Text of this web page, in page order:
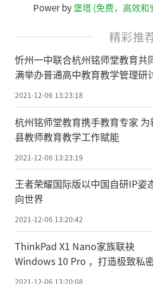
Power by堡塔 (免费，高效
精彩推
忻州一中联合杭州铭师堂教育共
满举办普通高中教育教学管理研
2021-12-06 13:23:18
杭州铭师堂教育携手教育专家 为
县教师教育教学工作赋能
2021-12-06 13:23:19
王者荣耀国际版以中国自研IP姿
向世界
2021-12-06 13:20:42
ThinkPad X1 Nano家族联袂
Windows 10 Pro ，打造极致私
环境
2021-12-06 13:20:08